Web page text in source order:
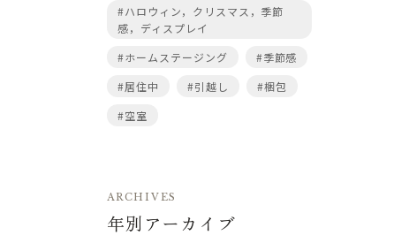
#ハロウィン，クリスマス，季節
感，ディスプレイ
#ホームステージング
#季節感
#居住中
#引越し
#梱包
#空室
ARCHIVES
年別アーカイブ